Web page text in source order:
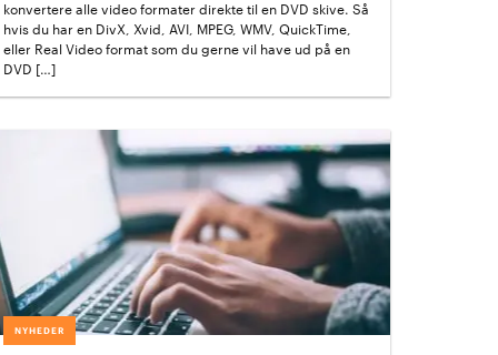
konvertere alle video formater direkte til en DVD skive. Så
hvis du har en DivX, Xvid, AVI, MPEG, WMV, QuickTime,
eller Real Video format som du gerne vil have ud på en
DVD […]
NYHEDER